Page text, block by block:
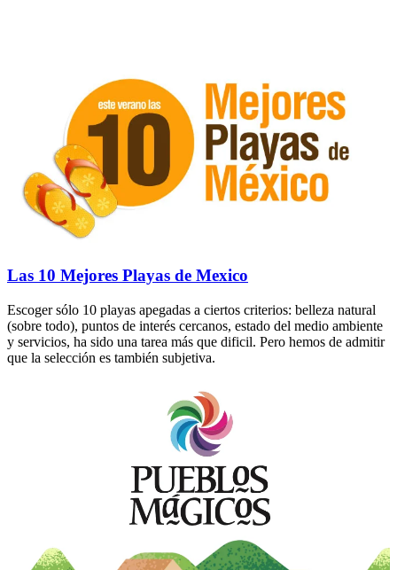
Las 10 Mejores Playas de Mexico
Escoger sólo 10 playas apegadas a ciertos criterios: belleza natural
(sobre todo), puntos de interés cercanos, estado del medio ambiente
y servicios, ha sido una tarea más que dificil. Pero hemos de admitir
que la selección es también subjetiva.